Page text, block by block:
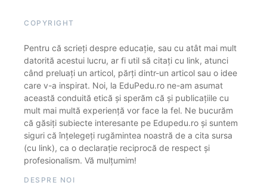
COPYRIGHT
Pentru că scrieți despre educație, sau cu atât mai mult
datorită acestui lucru, ar fi util să citați cu link, atunci
când preluați un articol, părți dintr-un articol sau o idee
care v-a inspirat. Noi, la EduPedu.ro ne-am asumat
această conduită etică și sperăm că și publicațiile cu
mult mai multă experiență vor face la fel. Ne bucurăm
că găsiți subiecte interesante pe Edupedu.ro și suntem
siguri că înțelegeți rugămintea noastră de a cita sursa
(cu link), ca o declarație reciprocă de respect și
profesionalism. Vă mulțumim!
DESPRE NOI